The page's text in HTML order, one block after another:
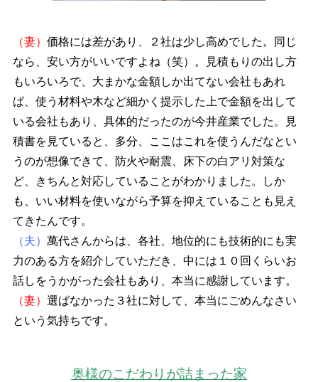
（妻） 価格には差があり、２社は少し高めでした。同じ
なら、安い方がいいですよね（笑）。見積もりの出し方
もいろいろで、大まかな金額しか出てない会社もあれ
ば、使う材料や木など細かく提示した上で金額を出して
いる会社もあり、具体的だったのが今井産業でした。見
積書を見ていると、多分、ここはこれを使うんだなとい
うのが想像できて、防火や耐震、床下の白アリ対策な
ど、きちんと対応していることがわかりました。しか
も、いい材料を使いながら予算を抑えていることも見え
てきたんです。
（夫） 萬代さんからは、各社、地位的にも技術的にも実
力のある方を紹介していただき、中には１０回くらいお
話しをうかがった会社もあり、本当に感謝しています。
（妻） 選ばなかった３社に対して、本当にごめんなさい
という気持ちです。
奥様のこだわりが詰まった家